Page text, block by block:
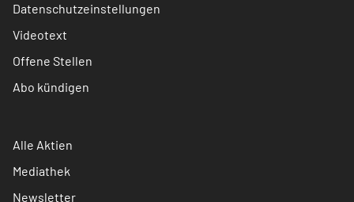
Datenschutzeinstellungen
Videotext
Offene Stellen
Abo kündigen
Alle Aktien
Mediathek
Newsletter